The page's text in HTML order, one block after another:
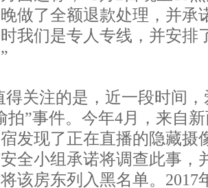
做了全额退款处理，并承
我们是专人专线，并安排
得关注的是，近一段时间
拍”事件。今年4月，来自
发现了正在直播的隐藏摄
全小组承诺将调查此事，
该房东列入黑名单。2017